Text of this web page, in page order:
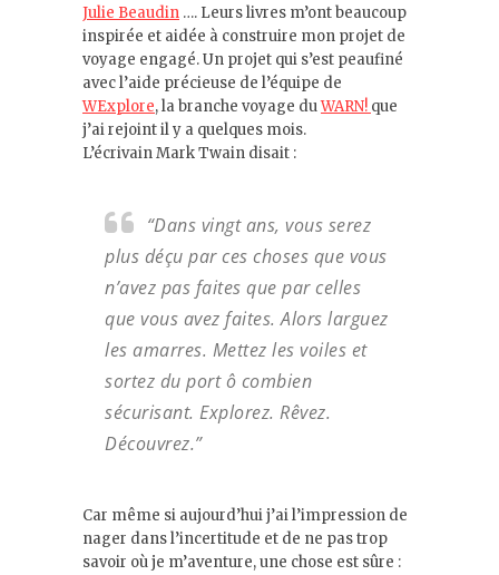
Julie Beaudin …. Leurs livres m’ont beaucoup
inspirée et aidée à construire mon projet de
voyage engagé. Un projet qui s’est peaufiné
avec l’aide précieuse de l’équipe de
WExplore, la branche voyage duWARN! que
j’ai rejoint il y a quelques mois.
L’écrivain Mark Twain disait :
“Dans vingt ans, vous serez
plus déçu par ces choses que vous
n’avez pas faites que par celles
que vous avez faites. Alors larguez
les amarres. Mettez les voiles et
sortez du port ô combien
sécurisant. Explorez. Rêvez.
Découvrez.”
Car même si aujourd’hui j’ai l’impression de
nager dans l’incertitude et de ne pas trop
savoir où je m’aventure, une chose est sûre :